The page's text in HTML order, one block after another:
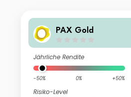
PAX Gold
Jährliche Rendite
-50% 0% +50%
Risiko-Level